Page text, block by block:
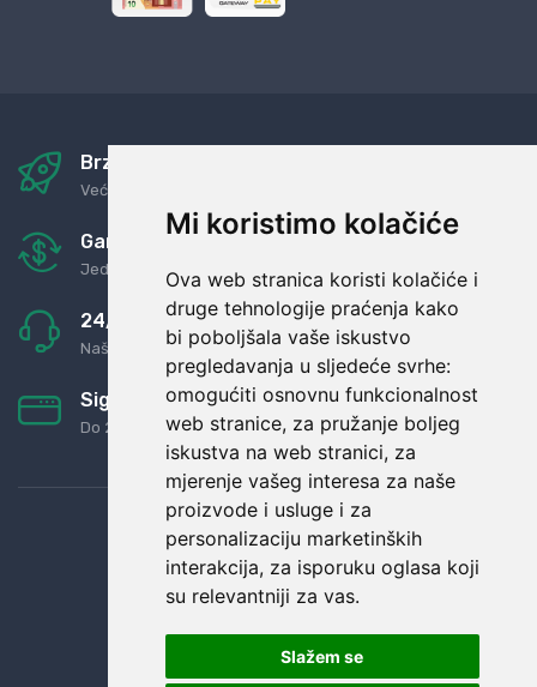
Mi koristimo kolačiće
Ova web stranica koristi kolačiće i
druge tehnologije praćenja kako
bi poboljšala vaše iskustvo
pregledavanja u sljedeće svrhe:
omogućiti osnovnu funkcionalnost
web stranice, za pružanje boljeg
iskustva na web stranici, za
mjerenje vašeg interesa za naše
proizvode i usluge i za
personalizaciju marketinških
interakcija, za isporuku oglasa koji
su relevantniji za vas.
Slažem se
Brza i sigurna dostava
Već za nekoliko dana kod vas
Garancija u povrat novaca
Jednostavno pravilo: Roba za novac
24/7 odlična podrška
Naši agenti uvijek na raspolaganju
Sigurno obročno plaćanje
Do 24 rata bez kamata